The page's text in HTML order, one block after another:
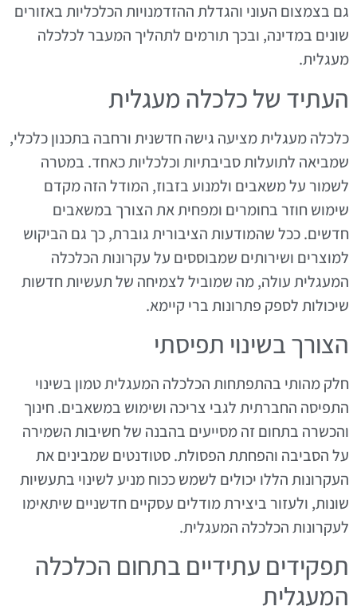
גם בצמצום העוני והגדלת ההזדמנויות הכלכליות באזורים
שונים במדינה, ובכך תורמים לתהליך המעבר לכלכלה
מעגלית.
העתיד של כלכלה מעגלית
כלכלה מעגלית מציעה גישה חדשנית ורחבה בתכנון כלכלי,
שמביאה לתועלות סביבתיות וכלכליות כאחד. במטרה
לשמור על משאבים ולמנוע בזבוז, המודל הזה מקדם
שימוש חוזר בחומרים ומפחית את הצורך במשאבים
חדשים. ככל שהמודעות הציבורית גוברת, כך גם הביקוש
למוצרים ושירותים שמבוססים על עקרונות הכלכלה
המעגלית עולה, מה שמוביל לצמיחה של תעשיות חדשות
שיכולות לספק פתרונות ברי קיימא.
הצורך בשינוי תפיסתי
חלק מהותי בהתפתחות הכלכלה המעגלית טמון בשינוי
התפיסה החברתית לגבי צריכה ושימוש במשאבים. חינוך
והכשרה בתחום זה מסייעים בהבנה של חשיבות השמירה
על הסביבה והפחתת הפסולת. סטודנטים שמבינים את
העקרונות הללו יכולים לשמש ככוח מניע לשינוי בתעשיות
שונות, ולעזור ביצירת מודלים עסקיים חדשניים שיתאימו
לעקרונות הכלכלה המעגלית.
תפקידים עתידיים בתחום הכלכלה
המעגלית